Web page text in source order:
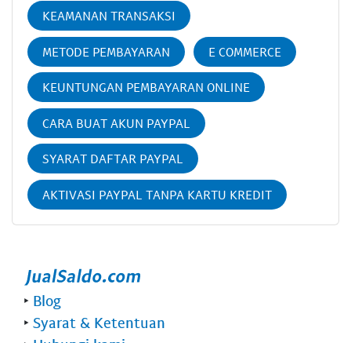
KEAMANAN TRANSAKSI
METODE PEMBAYARAN E COMMERCE
KEUNTUNGAN PEMBAYARAN ONLINE
CARA BUAT AKUN PAYPAL
SYARAT DAFTAR PAYPAL
AKTIVASI PAYPAL TANPA KARTU KREDIT
‣ Blog
‣ Syarat & Ketentuan